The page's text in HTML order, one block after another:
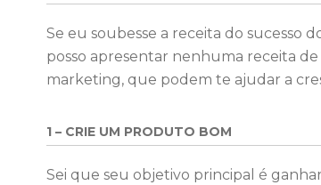
Se eu soubesse a receita do sucesso
posso apresentar nenhuma receita
marketing, que podem te ajudar a
1 – CRIE UM PRODUTO BOM
Sei que seu objetivo principal é